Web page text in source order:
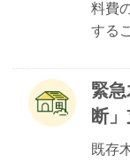
料費
する
緊
断
既存